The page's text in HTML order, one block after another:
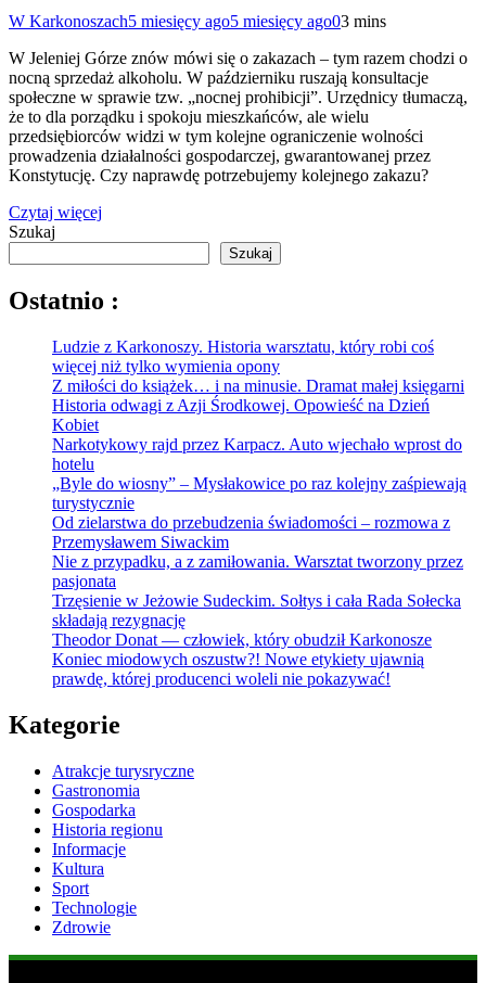
W Karkonoszach5 miesięcy ago5 miesięcy ago03 mins
W Jeleniej Górze znów mówi się o zakazach – tym razem chodzi o
nocną sprzedaż alkoholu. W październiku ruszają konsultacje
społeczne w sprawie tzw. „nocnej prohibicji”. Urzędnicy tłumaczą,
że to dla porządku i spokoju mieszkańców, ale wielu
przedsiębiorców widzi w tym kolejne ograniczenie wolności
prowadzenia działalności gospodarczej, gwarantowanej przez
Konstytucję. Czy naprawdę potrzebujemy kolejnego zakazu?
Czytaj więcej
Szukaj
Szukaj
Ostatnio :
Ludzie z Karkonoszy. Historia warsztatu, który robi coś
więcej niż tylko wymienia opony
Z miłości do książek… i na minusie. Dramat małej księgarni
Historia odwagi z Azji Środkowej. Opowieść na Dzień
Kobiet
Narkotykowy rajd przez Karpacz. Auto wjechało wprost do
hotelu
„Byle do wiosny” – Mysłakowice po raz kolejny zaśpiewają
turystycznie
Od zielarstwa do przebudzenia świadomości – rozmowa z
Przemysławem Siwackim
Nie z przypadku, a z zamiłowania. Warsztat tworzony przez
pasjonata
Trzęsienie w Jeżowie Sudeckim. Sołtys i cała Rada Sołecka
składają rezygnację
Theodor Donat — człowiek, który obudził Karkonosze
Koniec miodowych oszustw?! Nowe etykiety ujawnią
prawdę, której producenci woleli nie pokazywać!
Kategorie
Atrakcje turysryczne
Gastronomia
Gospodarka
Historia regionu
Informacje
Kultura
Sport
Technologie
Zdrowie